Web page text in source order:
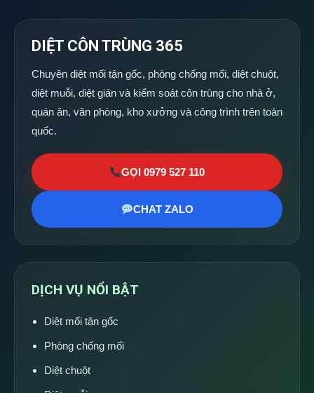
DIỆT CÔN TRÙNG 365
Chuyên diệt mối tận gốc, phòng chống mối, diệt chuột,
diệt muỗi, diệt gián và kiểm soát côn trùng cho nhà ở,
quán ăn, văn phòng, kho xưởng và công trình trên toàn
quốc.
GỌI 0979 527 110
CHAT ZALO
DỊCH VỤ NỔI BẬT
Diệt mối tận gốc
Phòng chống mối
Diệt chuột